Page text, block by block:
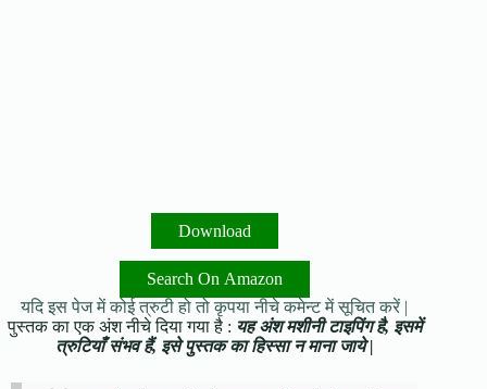
Download
Search On Amazon
यदि इस पेज में कोई त्रुटी हो तो कृपया नीचे कमेन्ट में सूचित करें |
पुस्तक का एक अंश नीचे दिया गया है : यह अंश मशीनी टाइपिंग है, इसमें
त्रुटियाँ संभव हैं, इसे पुस्तक का हिस्सा न माना जाये |